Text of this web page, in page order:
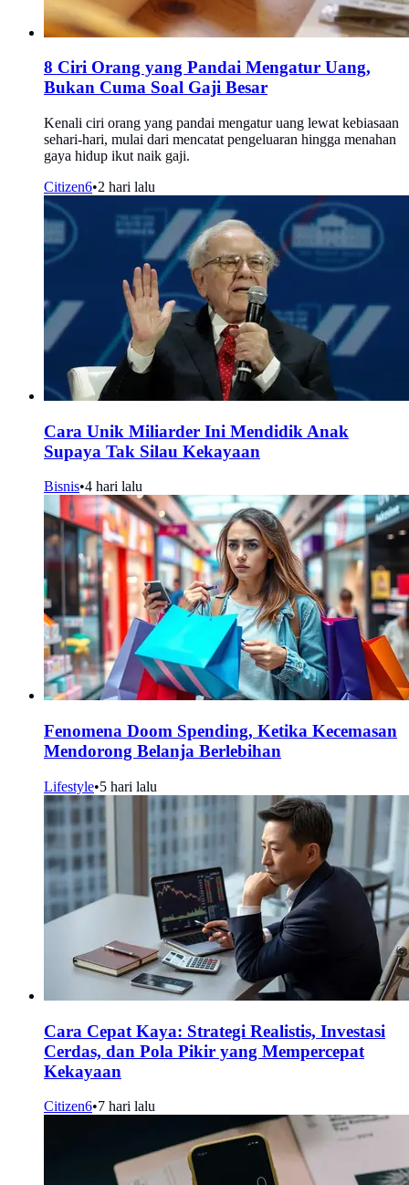
8 Ciri Orang yang Pandai Mengatur Uang,
Bukan Cuma Soal Gaji Besar
Kenali ciri orang yang pandai mengatur uang lewat kebiasaan
sehari-hari, mulai dari mencatat pengeluaran hingga menahan
gaya hidup ikut naik gaji.
Citizen6•2 hari lalu
Cara Unik Miliarder Ini Mendidik Anak
Supaya Tak Silau Kekayaan
Bisnis•4 hari lalu
Fenomena Doom Spending, Ketika Kecemasan
Mendorong Belanja Berlebihan
Lifestyle•5 hari lalu
Cara Cepat Kaya: Strategi Realistis, Investasi
Cerdas, dan Pola Pikir yang Mempercepat
Kekayaan
Citizen6•7 hari lalu